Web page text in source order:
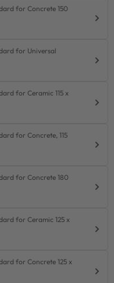
for Concrete 150
for Universal
for Ceramic 115 x
for Concrete, 115
for Concrete 180
for Ceramic 125 x
for Concrete 125 x